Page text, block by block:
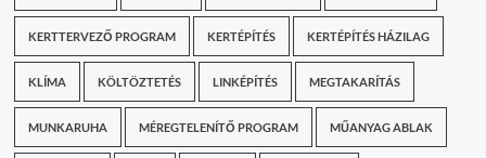
KERTTERVEZŐ PROGRAM KERTÉPÍTÉS KERTÉPÍTÉS HÁZILAG
KLÍMA KÖLTÖZTETÉS LINKÉPÍTÉS MEGTAKARÍTÁS
MUNKARUHA MÉREGTELENÍTŐ PROGRAM MŰANYAG ABLAK